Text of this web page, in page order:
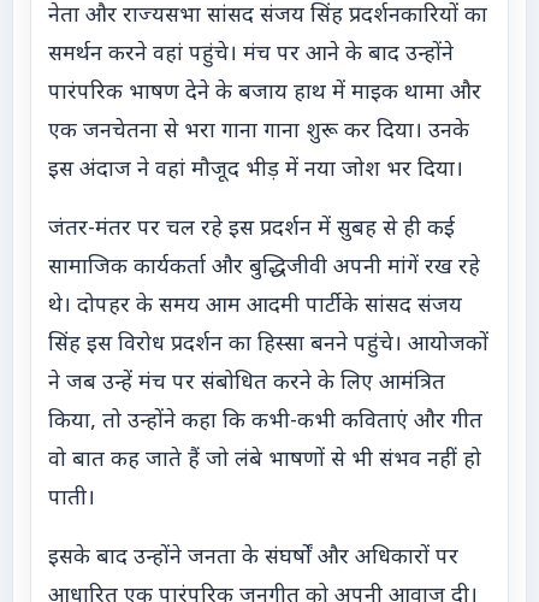
नेता और राज्यसभा सांसद संजय सिंह प्रदर्शनकारियों का
समर्थन करने वहां पहुंचे। मंच पर आने के बाद उन्होंने
पारंपरिक भाषण देने के बजाय हाथ में माइक थामा और
एक जनचेतना से भरा गाना गाना शुरू कर दिया। उनके
इस अंदाज ने वहां मौजूद भीड़ में नया जोश भर दिया।
जंतर-मंतर पर चल रहे इस प्रदर्शन में सुबह से ही कई
सामाजिक कार्यकर्ता और बुद्धिजीवी अपनी मांगें रख रहे
थे। दोपहर के समय आम आदमी पार्टी के सांसद संजय
सिंह इस विरोध प्रदर्शन का हिस्सा बनने पहुंचे। आयोजकों
ने जब उन्हें मंच पर संबोधित करने के लिए आमंत्रित
किया, तो उन्होंने कहा कि कभी-कभी कविताएं और गीत
वो बात कह जाते हैं जो लंबे भाषणों से भी संभव नहीं हो
पाती।
इसके बाद उन्होंने जनता के संघर्षों और अधिकारों पर